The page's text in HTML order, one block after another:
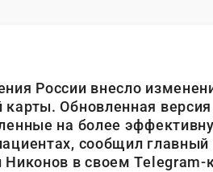
России внесло
Обновленная
на более
сообщил
Никонов в своем Telegram-